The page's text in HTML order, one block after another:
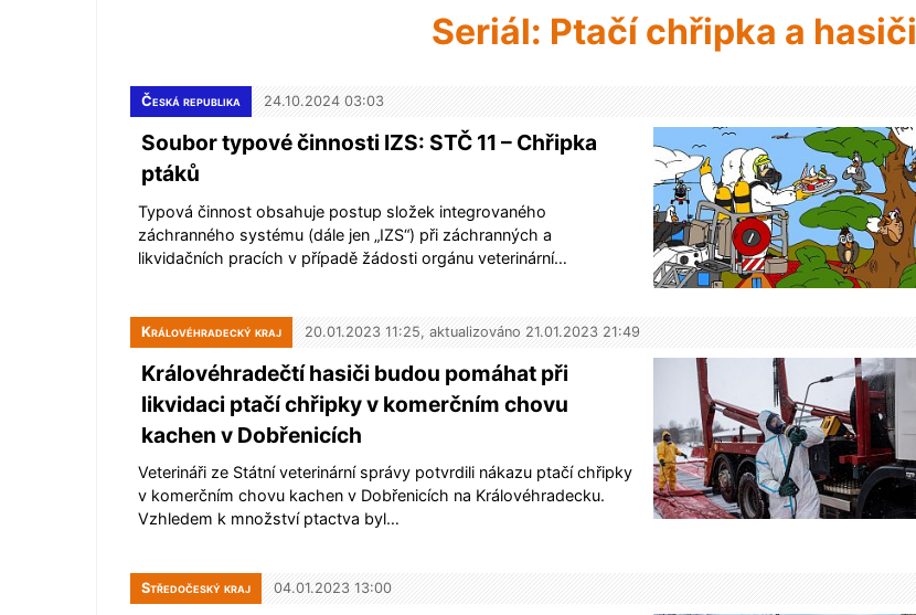
Seriál: Ptačí chřipka a hasiči
Česká republika 24.10.2024 03:03
Soubor typové činnosti IZS: STČ 11 – Chřipka
ptáků
Typová činnost obsahuje postup složek integrovaného
záchranného systému (dále jen „IZS“) při záchranných a
likvidačních pracích v případě žádosti orgánu veterinární…
Královéhradecký kraj 20.01.2023 11:25, aktualizováno 21.01.2023 21:49
Královéhradečtí hasiči budou pomáhat při
likvidaci ptačí chřipky v komerčním chovu
kachen v Dobřenicích
Veterináři ze Státní veterinární správy potvrdili nákazu ptačí chřipky
v komerčním chovu kachen v Dobřenicích na Královéhradecku.
Vzhledem k množství ptactva byl…
Středočeský kraj 04.01.2023 13:00